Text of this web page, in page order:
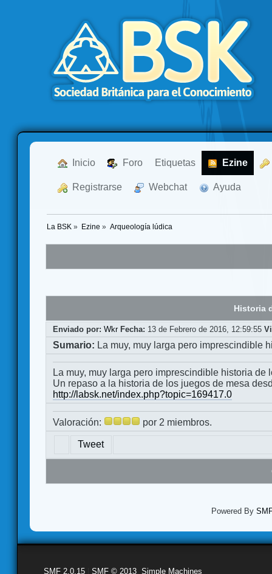
Inicio Foro Etiquetas Ezine
Registrarse Webchat Ayuda
La BSK » Ezine » Arqueología lúdica
Historia
Enviado por:Wkr Fecha: 13 de Febrero de 2016, 12:59:55
Sumario: La muy, muy larga pero imprescindible
La muy, muy larga pero imprescindible historia de
Un repaso a la historia de los juegos de mesa
http://labsk.net/index.php?topic=169417.0
Valoración: por 2 miembros.
Tweet
Powered By
SMF 2.0.15 SMF © 2013 Simple Machines